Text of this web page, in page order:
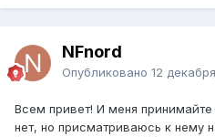
NFnord
Опубликовано 12
Всем привет! И меня
нет, но присматриваюсь к нему